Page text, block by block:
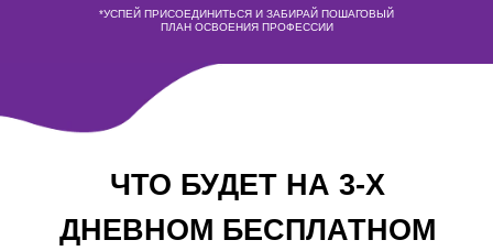
*УСПЕЙ ПРИСОЕДИНИТЬСЯ И ЗАБИРАЙ ПОШАГОВЫЙ
ПЛАН ОСВОЕНИЯ ПРОФЕССИИ
ЧТО БУДЕТ НА 3-Х
ДНЕВНОМ БЕСПЛАТНОМ